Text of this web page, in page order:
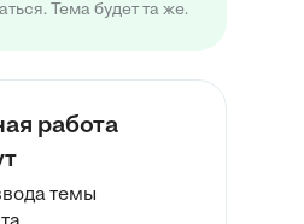
Тема будет та же.
работа
темы